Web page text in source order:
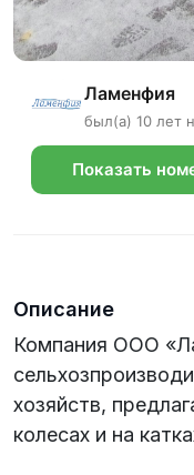
Ламенфия
был(а) 10 лет
Показать
Описание
Компания ООО
хозяйств,
колесах и на